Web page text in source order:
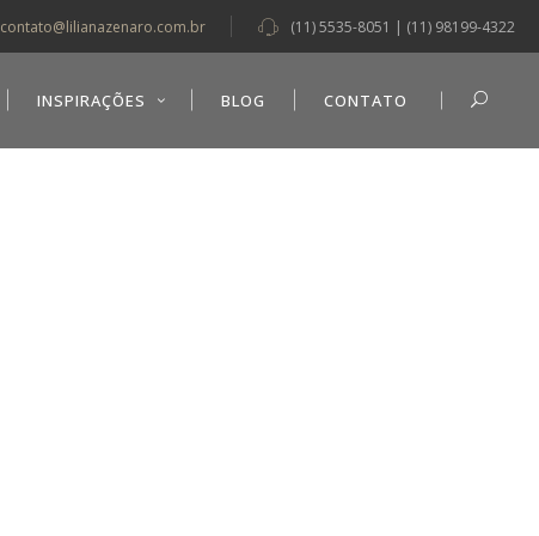
contato@lilianazenaro.com.br (11) 5535-8051 | (11) 98199-4322
INSPIRAÇÕES BLOG CONTATO